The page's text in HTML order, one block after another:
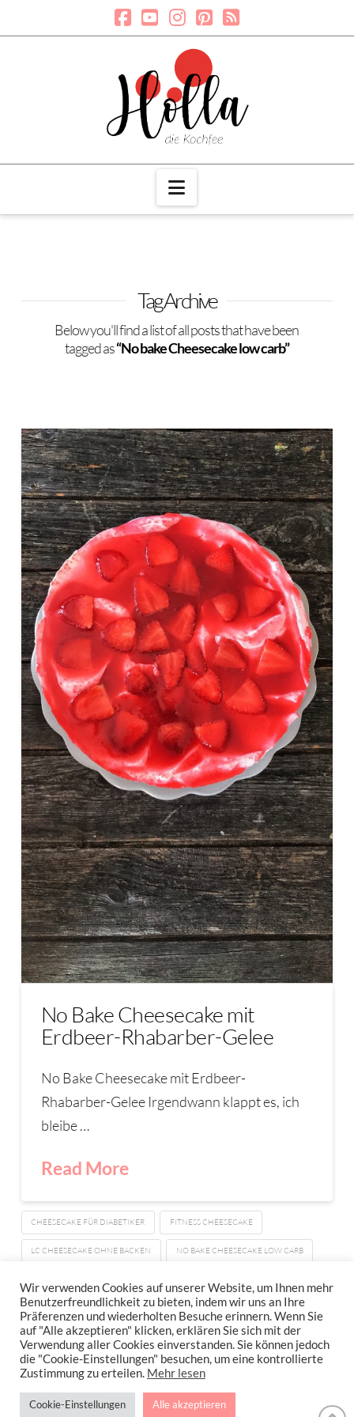
Navigation
Tag Archive
Below you'll find a list of all posts that have been
tagged as“No bake Cheesecake low carb”
No Bake Cheesecake mit
Erdbeer-Rhabarber-Gelee
No Bake Cheesecake mit Erdbeer-
Rhabarber-Gelee Irgendwann klappt es, ich
bleibe …
Read More
CHEESECAKE FÜR DIABETIKER FITNESS CHEESECAKE
LC CHEESECAKE OHNE BACKEN NO BAKE CHEESECAKE LOW CARB
IMPRESSUM
DATENSCHUTZERKLÄRUNG
NEWSLETTER DATENSCHUTZRICHTLINIEN
Stressfrei Und Gesund Genießen Mit Petra Hola-Schneider! Low Carb,
Gesund Leben, Abnehmen, Zuckerfrei Backen, Reisen & Ausgehen Uvm.
Wir verwenden Cookies auf unserer Website, um Ihnen mehr
Benutzerfreundlichkeit zu bieten, indem wir uns an Ihre
Präferenzen und wiederholten Besuche erinnern. Wenn Sie
auf "Alle akzeptieren" klicken, erklären Sie sich mit der
Verwendung aller Cookies einverstanden. Sie können jedoch
die "Cookie-Einstellungen" besuchen, um eine kontrollierte
Zustimmung zu erteilen. Mehr lesen
Cookie-Einstellungen Alle akzeptieren